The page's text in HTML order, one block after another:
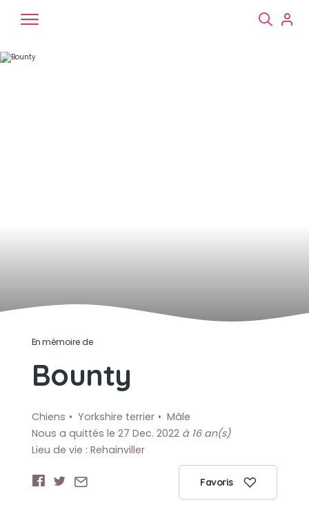
En mémoire de
Bounty
Chiens Yorkshire terrier
Mâle
Nous a quittés le 27 Dec. 2022 à 16 an(s)
Lieu de vie : Rehainviller
Favoris